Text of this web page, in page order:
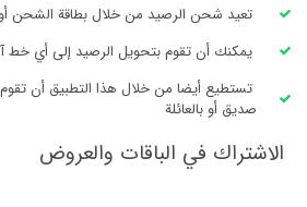
تعيد شحن الرصيد من خلال بطاقة الشحن
يمكنك أن تقوم بتحويل الرصيد إلى أي خط
تستطيع أيضا من خلال هذا التطبيق أن
صديق أو بالعائلة
الاشتراك في الباقات والعروض